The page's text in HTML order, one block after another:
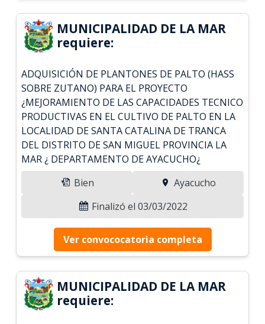
MUNICIPALIDAD DE LA MAR
requiere:
ADQUISICIÓN DE PLANTONES DE PALTO (HASS
SOBRE ZUTANO) PARA EL PROYECTO
¿MEJORAMIENTO DE LAS CAPACIDADES TECNICO
PRODUCTIVAS EN EL CULTIVO DE PALTO EN LA
LOCALIDAD DE SANTA CATALINA DE TRANCA
DEL DISTRITO DE SAN MIGUEL PROVINCIA LA
MAR ¿ DEPARTAMENTO DE AYACUCHO¿
Bien
Ayacucho
Finalizó el 03/03/2022
Ver convococatoria completa
MUNICIPALIDAD DE LA MAR
requiere: